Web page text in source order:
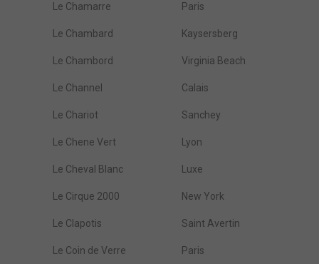
Le Chamarre Paris
Le Chambard Kaysersberg
Le Chambord Virginia Beach
Le Channel Calais
Le Chariot Sanchey
Le Chene Vert Lyon
Le Cheval Blanc Luxe
Le Cirque 2000 New York
Le Clapotis Saint Avertin
Le Coin de Verre Paris